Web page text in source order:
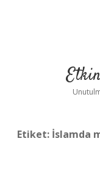
Etiket: İslamda